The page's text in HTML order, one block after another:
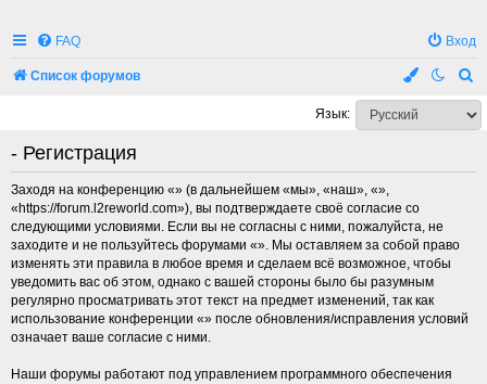
FAQ Вход
Список форумов
о
и
Язык:
- Регистрация
Заходя на конференцию «» (в дальнейшем «мы», «наш», «»,
«https://forum.l2reworld.com»), вы подтверждаете своё согласие со
следующими условиями. Если вы не согласны с ними, пожалуйста, не
заходите и не пользуйтесь форумами «». Мы оставляем за собой право
изменять эти правила в любое время и сделаем всё возможное, чтобы
уведомить вас об этом, однако с вашей стороны было бы разумным
регулярно просматривать этот текст на предмет изменений, так как
использование конференции «» после обновления/исправления условий
означает ваше согласие с ними.
Наши форумы работают под управлением программного обеспечения